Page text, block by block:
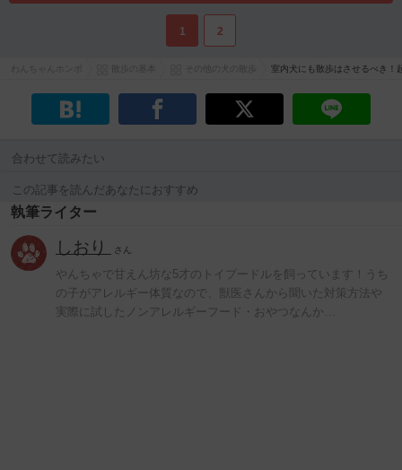
1 2
室内犬にも散歩はさせるべき！
合わせて読みたい
この記事を読んだあなたにおすすめ
執筆ライター
しおり さん
やんちゃで甘えん坊な5才のトイプードルを飼っています！うち
の子がアレルギー体質なので、獣医さんから聞いた対策方法や
実際に試したノンアレルギーフード・おやつなんか…